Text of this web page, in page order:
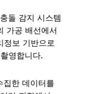
돌 감지 시스템
가공 배선에서
정보 기반으로
영합니다.
한 데이터를